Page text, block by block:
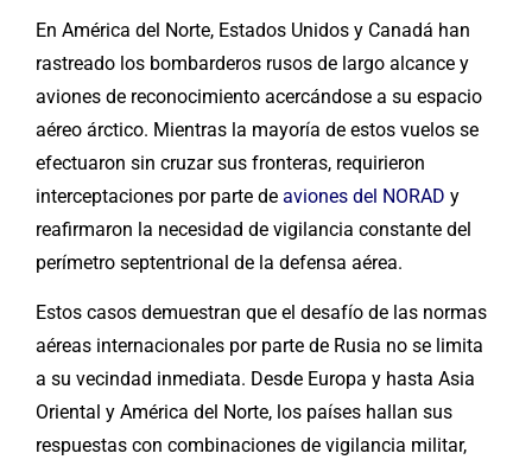
En América del Norte, Estados Unidos y Canadá han
rastreado los bombarderos rusos de largo alcance y
aviones de reconocimiento acercándose a su espacio
aéreo árctico. Mientras la mayoría de estos vuelos se
efectuaron sin cruzar sus fronteras, requirieron
interceptaciones por parte de aviones del NORAD y
reafirmaron la necesidad de vigilancia constante del
perímetro septentrional de la defensa aérea.
Estos casos demuestran que el desafío de las normas
aéreas internacionales por parte de Rusia no se limita
a su vecindad inmediata. Desde Europa y hasta Asia
Oriental y América del Norte, los países hallan sus
respuestas con combinaciones de vigilancia militar,